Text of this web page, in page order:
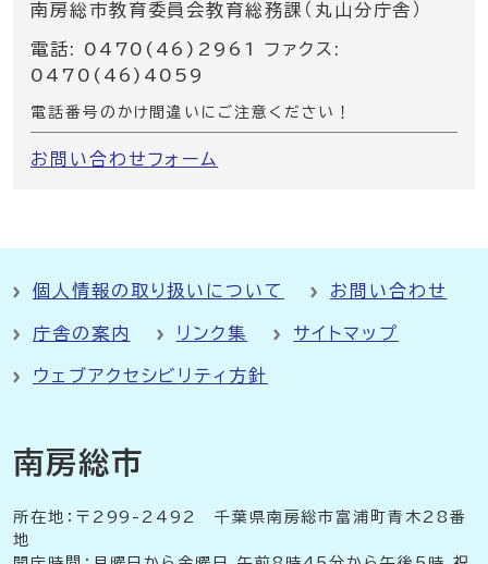
南房総市教育委員会教育総務課（丸山分庁舎）
電話: 0470(46)2961 ファクス:
0470(46)4059
電話番号のかけ間違いにご注意ください！
お問い合わせフォーム
個人情報の取り扱いについて お問い合わせ
庁舎の案内 リンク集 サイトマップ
ウェブアクセシビリティ方針
南房総市
所在地：〒299-2492 千葉県南房総市富浦町青木28番
地